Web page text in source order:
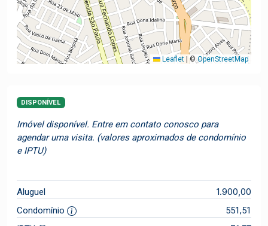
Leaflet ©OpenStreetMap
DISPONÍVEL
Imóvel disponível. Entre em contato conosco para
agendar uma visita. (valores aproximados de condomínio
e IPTU)
Aluguel 1.900,00
Condomínio
551,51